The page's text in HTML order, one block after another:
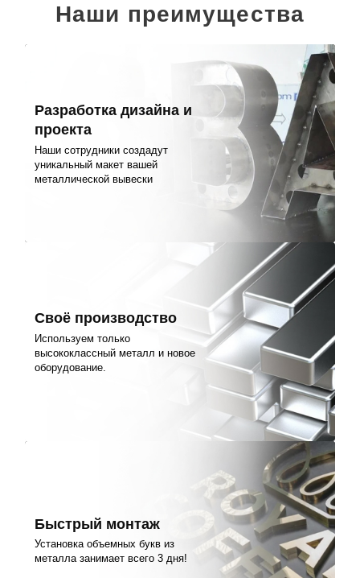
Наши преимущества
Разработка дизайна и
проекта
Наши сотрудники создадут
уникальный макет вашей
металлической вывески
Своё производство
Используем только
высококлассный металл и новое
оборудование.
Быстрый монтаж
Установка объемных букв из
металла занимает всего 3 дня!